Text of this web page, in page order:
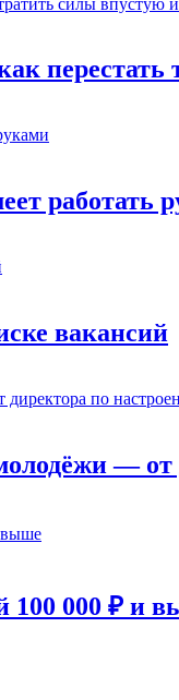
работать
вакансий
— от
100 000 ₽ и